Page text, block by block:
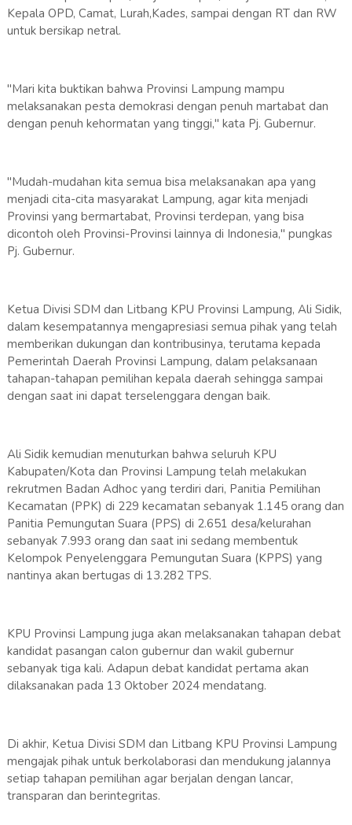
Kepala OPD, Camat, Lurah,Kades, sampai dengan RT dan RW
untuk bersikap netral.
"Mari kita buktikan bahwa Provinsi Lampung mampu
melaksanakan pesta demokrasi dengan penuh martabat dan
dengan penuh kehormatan yang tinggi," kata Pj. Gubernur.
"Mudah-mudahan kita semua bisa melaksanakan apa yang
menjadi cita-cita masyarakat Lampung, agar kita menjadi
Provinsi yang bermartabat, Provinsi terdepan, yang bisa
dicontoh oleh Provinsi-Provinsi lainnya di Indonesia," pungkas
Pj. Gubernur.
Ketua Divisi SDM dan Litbang KPU Provinsi Lampung, Ali Sidik,
dalam kesempatannya mengapresiasi semua pihak yang telah
memberikan dukungan dan kontribusinya, terutama kepada
Pemerintah Daerah Provinsi Lampung, dalam pelaksanaan
tahapan-tahapan pemilihan kepala daerah sehingga sampai
dengan saat ini dapat terselenggara dengan baik.
Ali Sidik kemudian menuturkan bahwa seluruh KPU
Kabupaten/Kota dan Provinsi Lampung telah melakukan
rekrutmen Badan Adhoc yang terdiri dari, Panitia Pemilihan
Kecamatan (PPK) di 229 kecamatan sebanyak 1.145 orang dan
Panitia Pemungutan Suara (PPS) di 2.651 desa/kelurahan
sebanyak 7.993 orang dan saat ini sedang membentuk
Kelompok Penyelenggara Pemungutan Suara (KPPS) yang
nantinya akan bertugas di 13.282 TPS.
KPU Provinsi Lampung juga akan melaksanakan tahapan debat
kandidat pasangan calon gubernur dan wakil gubernur
sebanyak tiga kali. Adapun debat kandidat pertama akan
dilaksanakan pada 13 Oktober 2024 mendatang.
Di akhir, Ketua Divisi SDM dan Litbang KPU Provinsi Lampung
mengajak pihak untuk berkolaborasi dan mendukung jalannya
setiap tahapan pemilihan agar berjalan dengan lancar,
transparan dan berintegritas.